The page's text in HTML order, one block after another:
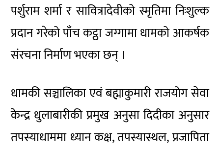
पर्शुराम शर्मा र सावित्रादेवीको स्मृतिमा निःशुल्क
प्रदान गरेको पाँच कट्ठा जग्गामा धामको आकर्षक
संरचना निर्माण भएका छन् ।
धामकी सञ्चालिका एवं बह्माकुमारी राजयोग सेवा
केन्द्र धुलाबारीकी प्रमुख अनुसा दिदीका अनुसार
तपस्याधाममा ध्यान कक्ष, तपस्यास्थल, प्रजापिता